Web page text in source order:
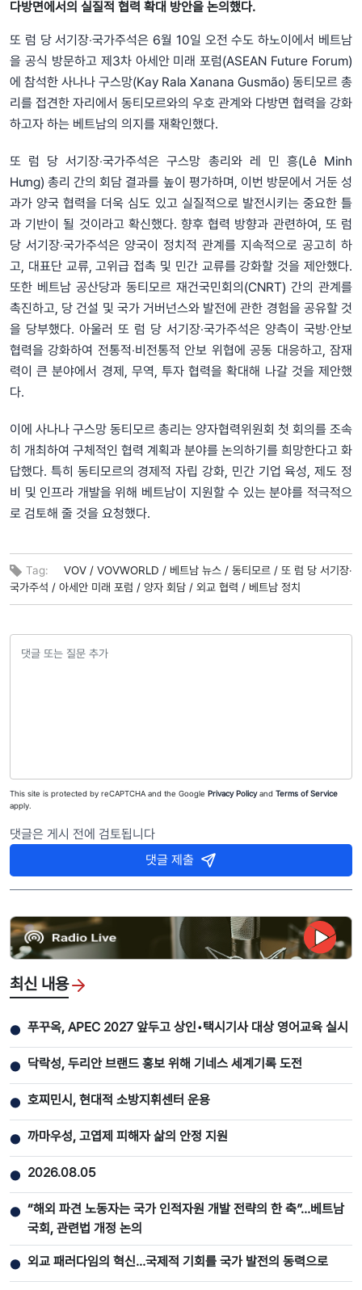
다방면에서의 실질적 협력 확대 방안을 논의했다.
또 럼 당 서기장‧국가주석은 6월 10일 오전 수도 하노이에서 베트남
을 공식 방문하고 제3차 아세안 미래 포럼(ASEAN Future Forum)
에 참석한 사나나 구스망(Kay Rala Xanana Gusmão) 동티모르 총
리를 접견한 자리에서 동티모르와의 우호 관계와 다방면 협력을 강화
하고자 하는 베트남의 의지를 재확인했다.
또 럼 당 서기장‧국가주석은 구스망 총리와 레 민 흥(Lê Minh
Hưng) 총리 간의 회담 결과를 높이 평가하며, 이번 방문에서 거둔 성
과가 양국 협력을 더욱 심도 있고 실질적으로 발전시키는 중요한 틀
과 기반이 될 것이라고 확신했다. 향후 협력 방향과 관련하여, 또 럼
당 서기장‧국가주석은 양국이 정치적 관계를 지속적으로 공고히 하
고, 대표단 교류, 고위급 접촉 및 민간 교류를 강화할 것을 제안했다.
또한 베트남 공산당과 동티모르 재건국민회의(CNRT) 간의 관계를
촉진하고, 당 건설 및 국가 거버넌스와 발전에 관한 경험을 공유할 것
을 당부했다. 아울러 또 럼 당 서기장‧국가주석은 양측이 국방‧안보
협력을 강화하여 전통적‧비전통적 안보 위협에 공동 대응하고, 잠재
력이 큰 분야에서 경제, 무역, 투자 협력을 확대해 나갈 것을 제안했
다.
이에 사나나 구스망 동티모르 총리는 양자협력위원회 첫 회의를 조속
히 개최하여 구체적인 협력 계획과 분야를 논의하기를 희망한다고 화
답했다. 특히 동티모르의 경제적 자립 강화, 민간 기업 육성, 제도 정
비 및 인프라 개발을 위해 베트남이 지원할 수 있는 분야를 적극적으
로 검토해 줄 것을 요청했다.
Tag: VOV / VOVWORLD / 베트남 뉴스 / 동티모르 / 또 럼 당 서기장‧
국가주석 / 아세안 미래 포럼 / 양자 회담 / 외교 협력 / 베트남 정치
This site is protected by reCAPTCHA and the Google Privacy Policyand Terms of Service
apply.
댓글은 게시 전에 검토됩니다
댓글 제출
최신 내용
● 푸꾸옥, APEC 2027 앞두고 상인•택시기사 대상 영어교육 실시
● 닥락성, 두리안 브랜드 홍보 위해 기네스 세계기록 도전
● 호찌민시, 현대적 소방지휘센터 운용
● 까마우성, 고엽제 피해자 삶의 안정 지원
● 2026.08.05
● “해외 파견 노동자는 국가 인적자원 개발 전략의 한 축”…베트남
국회, 관련법 개정 논의
● 외교 패러다임의 혁신…국제적 기회를 국가 발전의 동력으로